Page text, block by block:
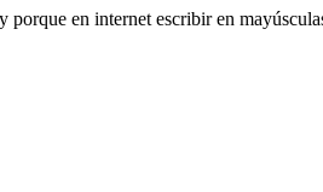
porque en internet escribir en